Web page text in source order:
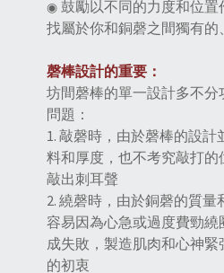
◉ 鼓勵以不同的力度和位置
找屬於你和銅磬之間獨有
磬棒設計的重要：
坊間磬棒的單一設計多不
問題：
1. 敲磬時，由於磬棒的設計
料和厚度，也不考究敲打
敲出刺耳聲
2. 繞磬時，由於銅磬的質量
容易因為心急或過度費勁
成失敗，製造肌肉和心神緊
的初衷